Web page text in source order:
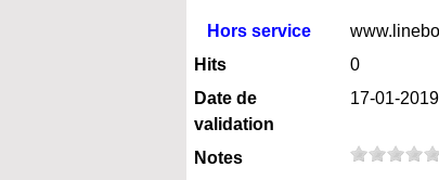
Hors service
Hits
0
Date de
validation
17-01-2019
Notes